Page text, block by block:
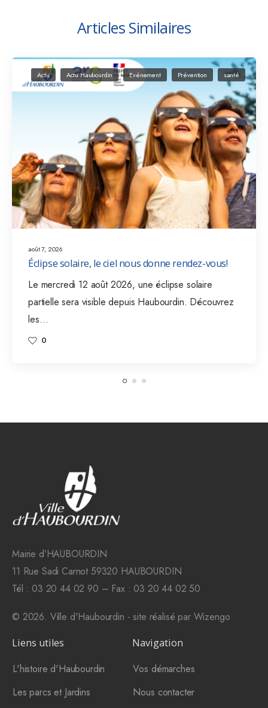
Articles Similaires
août 7, 2026
Actu Actu Haubourdin Evénement Prévention santé
Éclipse solaire, le ciel nous donne rendez-vous!
Le mercredi 12 août 2026, une éclipse solaire
partielle sera visible depuis Haubourdin. Découvrez
les…
0
Mairie d’HAUBOURDIN
11 Rue Sadi Carnot 59320 HAUBOURDIN
Tél : 03 20 44 02 90 – Fax : 03 20 44 02 50
© 2026. Ville d'Haubourdin - site réalisé par Wizengo
Liens utiles
L'histoire d'Haubourdin
Les parcs et Jardins
Navigation
Vos démarches
Nous contacter